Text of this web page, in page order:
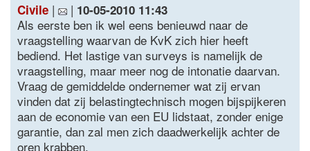
Civile | | 10-05-2010 11:43
Als eerste ben ik wel eens benieuwd naar de
vraagstelling waarvan de KvK zich hier heeft
bediend. Het lastige van surveys is namelijk de
vraagstelling, maar meer nog de intonatie daarvan.
Vraag de gemiddelde ondernemer wat zij ervan
vinden dat zij belastingtechnisch mogen bijspijkeren
aan de economie van een EU lidstaat, zonder enige
garantie, dan zal men zich daadwerkelijk achter de
oren krabben.